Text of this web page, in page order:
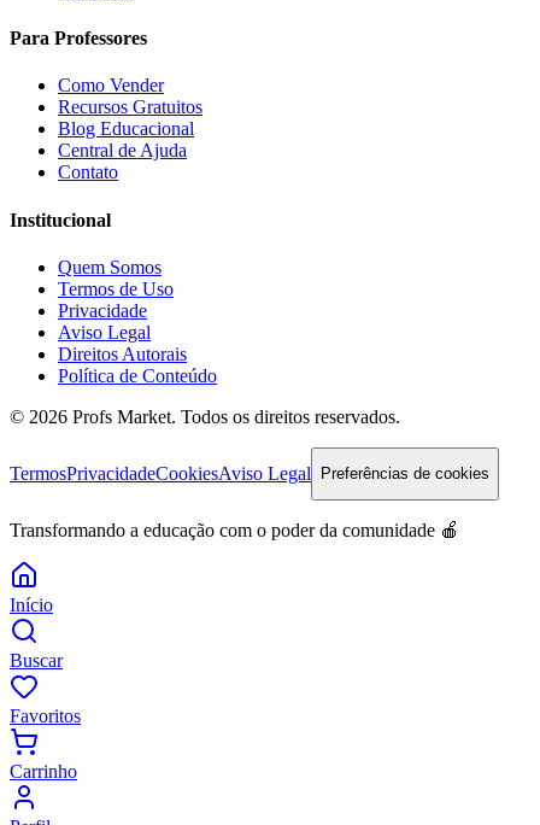
Para Professores
Como Vender
Recursos Gratuitos
Blog Educacional
Central de Ajuda
Contato
Institucional
Quem Somos
Termos de Uso
Privacidade
Aviso Legal
Direitos Autorais
Política de Conteúdo
© 2026 Profs Market. Todos os direitos reservados.
TermosPrivacidadeCookiesAviso Legal Preferências de cookies
Transformando a educação com o poder da comunidade 🍎
Início
Buscar
Favoritos
Carrinho